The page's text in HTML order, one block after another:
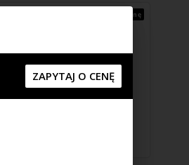
Zapytaj o cenę
ZAPYTAJ O CENĘ